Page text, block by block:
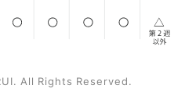
All Rights Reserved.